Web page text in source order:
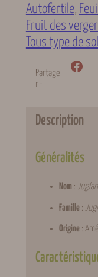
Autofertile,
Fruit des
Tous type de
Partage
r :
Description
Généralités
Nom :
Famille :
Origine :